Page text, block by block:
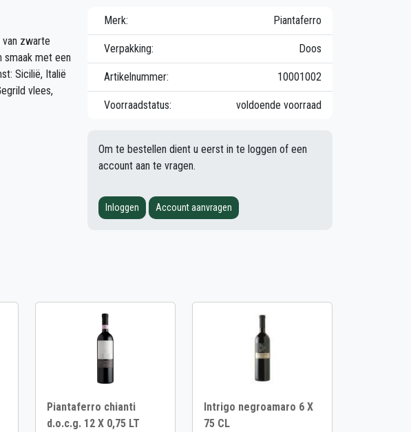
zwarte
smaak met een
Sicilië, Italië
vlees,
Merk: Piantaferro
Verpakking: Doos
Artikelnummer: 10001002
Voorraadstatus: voldoende voorraad
Om te bestellen dient u eerst in te loggen of een
account aan te vragen.
Inloggen Account aanvragen
Piantaferro chianti
d.o.c.g. 12 X 0,75 LT
Intrigo negroamaro 6 X
75 CL